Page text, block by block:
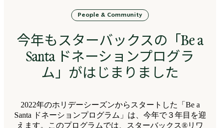
homepage
People & Community
今年もスターバックスの「Be a
Santa ドネーションプログラ
ム」がはじまりました
2022年のホリデーシーズンからスタートした「Be a
Santa ドネーションプログラム」は、今年で３年目を迎
えます。このプログラムでは、スターバックス®リワ